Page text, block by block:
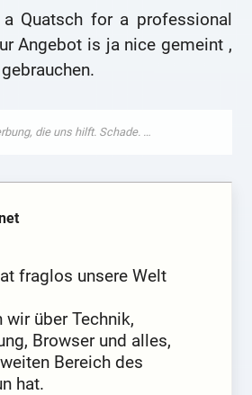
Quatsch for a professional
Angebot is ja nice gemeint ,
fraglos unsere Welt
wir über Technik,
Browser und alles,
Bereich des
hat.